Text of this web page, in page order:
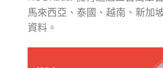
馬來西亞、泰國、越南、新加
資料。